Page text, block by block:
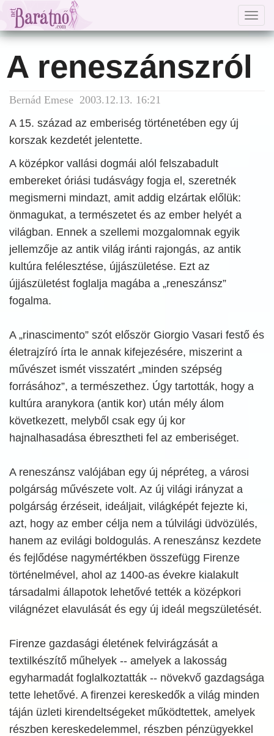
A reneszánszról
Bernád Emese 2003.12.13. 16:21
A 15. század az emberiség történetében egy új
korszak kezdetét jelentette.
A középkor vallási dogmái alól felszabadult
embereket óriási tudásvágy fogja el, szeretnék
megismerni mindazt, amit addig elzártak előlük:
önmagukat, a természetet és az ember helyét a
világban. Ennek a szellemi mozgalomnak egyik
jellemzője az antik világ iránti rajongás, az antik
kultúra felélesztése, újjászületése. Ezt az
újjászületést foglalja magába a „reneszánsz”
fogalma.
A „rinascimento” szót először Giorgio Vasari festő és
életrajzíró írta le annak kifejezésére, miszerint a
művészet ismét visszatért „minden szépség
forrásához”, a természethez. Úgy tartották, hogy a
kultúra aranykora (antik kor) után mély álom
következett, melyből csak egy új kor
hajnalhasadása ébresztheti fel az emberiséget.
A reneszánsz valójában egy új népréteg, a városi
polgárság művészete volt. Az új világi irányzat a
polgárság érzéseit, ideáljait, világképét fejezte ki,
azt, hogy az ember célja nem a túlvilági üdvözülés,
hanem az evilági boldogulás. A reneszánsz kezdete
és fejlődése nagymértékben összefügg Firenze
történelmével, ahol az 1400-as évekre kialakult
társadalmi állapotok lehetővé tették a középkori
világnézet elavulását és egy új ideál megszületését.
Firenze gazdasági életének felvirágzását a
textilkészítő műhelyek -- amelyek a lakosság
egyharmadát foglalkoztatták -- növekvő gazdagsága
tette lehetővé. A firenzei kereskedők a világ minden
táján üzleti kirendeltségeket működtettek, amelyek
részben kereskedelemmel, részben pénzügyekkel